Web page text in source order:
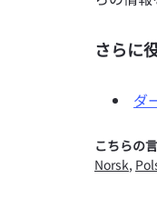
さらに
ダ
こちらの
Norsk,